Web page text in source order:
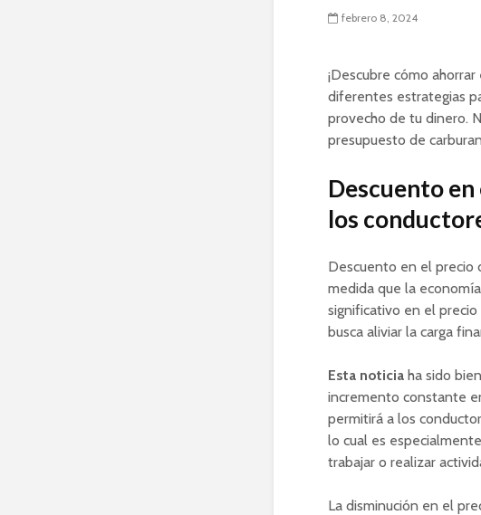
febrero 8, 2024
¡Descubre cómo
diferentes estrategias
provecho de tu dinero.
presupuesto de
Descuento
los
Descuento en el precio
medida que la
significativo en el
busca aliviar la carga
Esta noticia ha sido
incremento constante
permitirá a los
lo cual es
trabajar o realizar
La disminución en el